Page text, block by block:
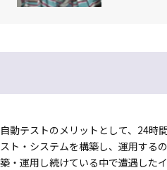
自動テストのメリットとして、24時
スト・システムを構築し、運用する
築・運用し続けている中で遭遇した